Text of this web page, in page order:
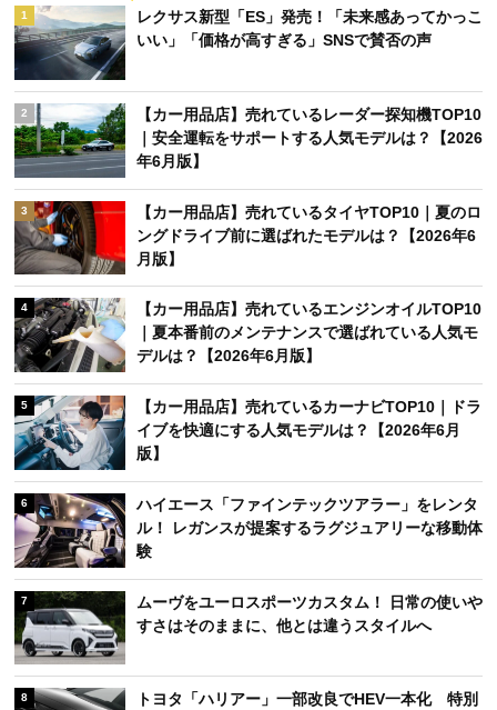
1
レクサス新型「ES」発売！「未来感あってかっこ
いい」「価格が高すぎる」SNSで賛否の声
2
【カー用品店】売れているレーダー探知機TOP10
｜安全運転をサポートする人気モデルは？【2026
年6月版】
3
【カー用品店】売れているタイヤTOP10｜夏のロ
ングドライブ前に選ばれたモデルは？【2026年6
月版】
4
【カー用品店】売れているエンジンオイルTOP10
｜夏本番前のメンテナンスで選ばれている人気モ
デルは？【2026年6月版】
5
【カー用品店】売れているカーナビTOP10｜ドラ
イブを快適にする人気モデルは？【2026年6月
版】
6
ハイエース「ファインテックツアラー」をレンタ
ル！ レガンスが提案するラグジュアリーな移動体
験
7
ムーヴをユーロスポーツカスタム！ 日常の使いや
すさはそのままに、他とは違うスタイルへ
8
トヨタ「ハリアー」一部改良でHEV一本化 特別